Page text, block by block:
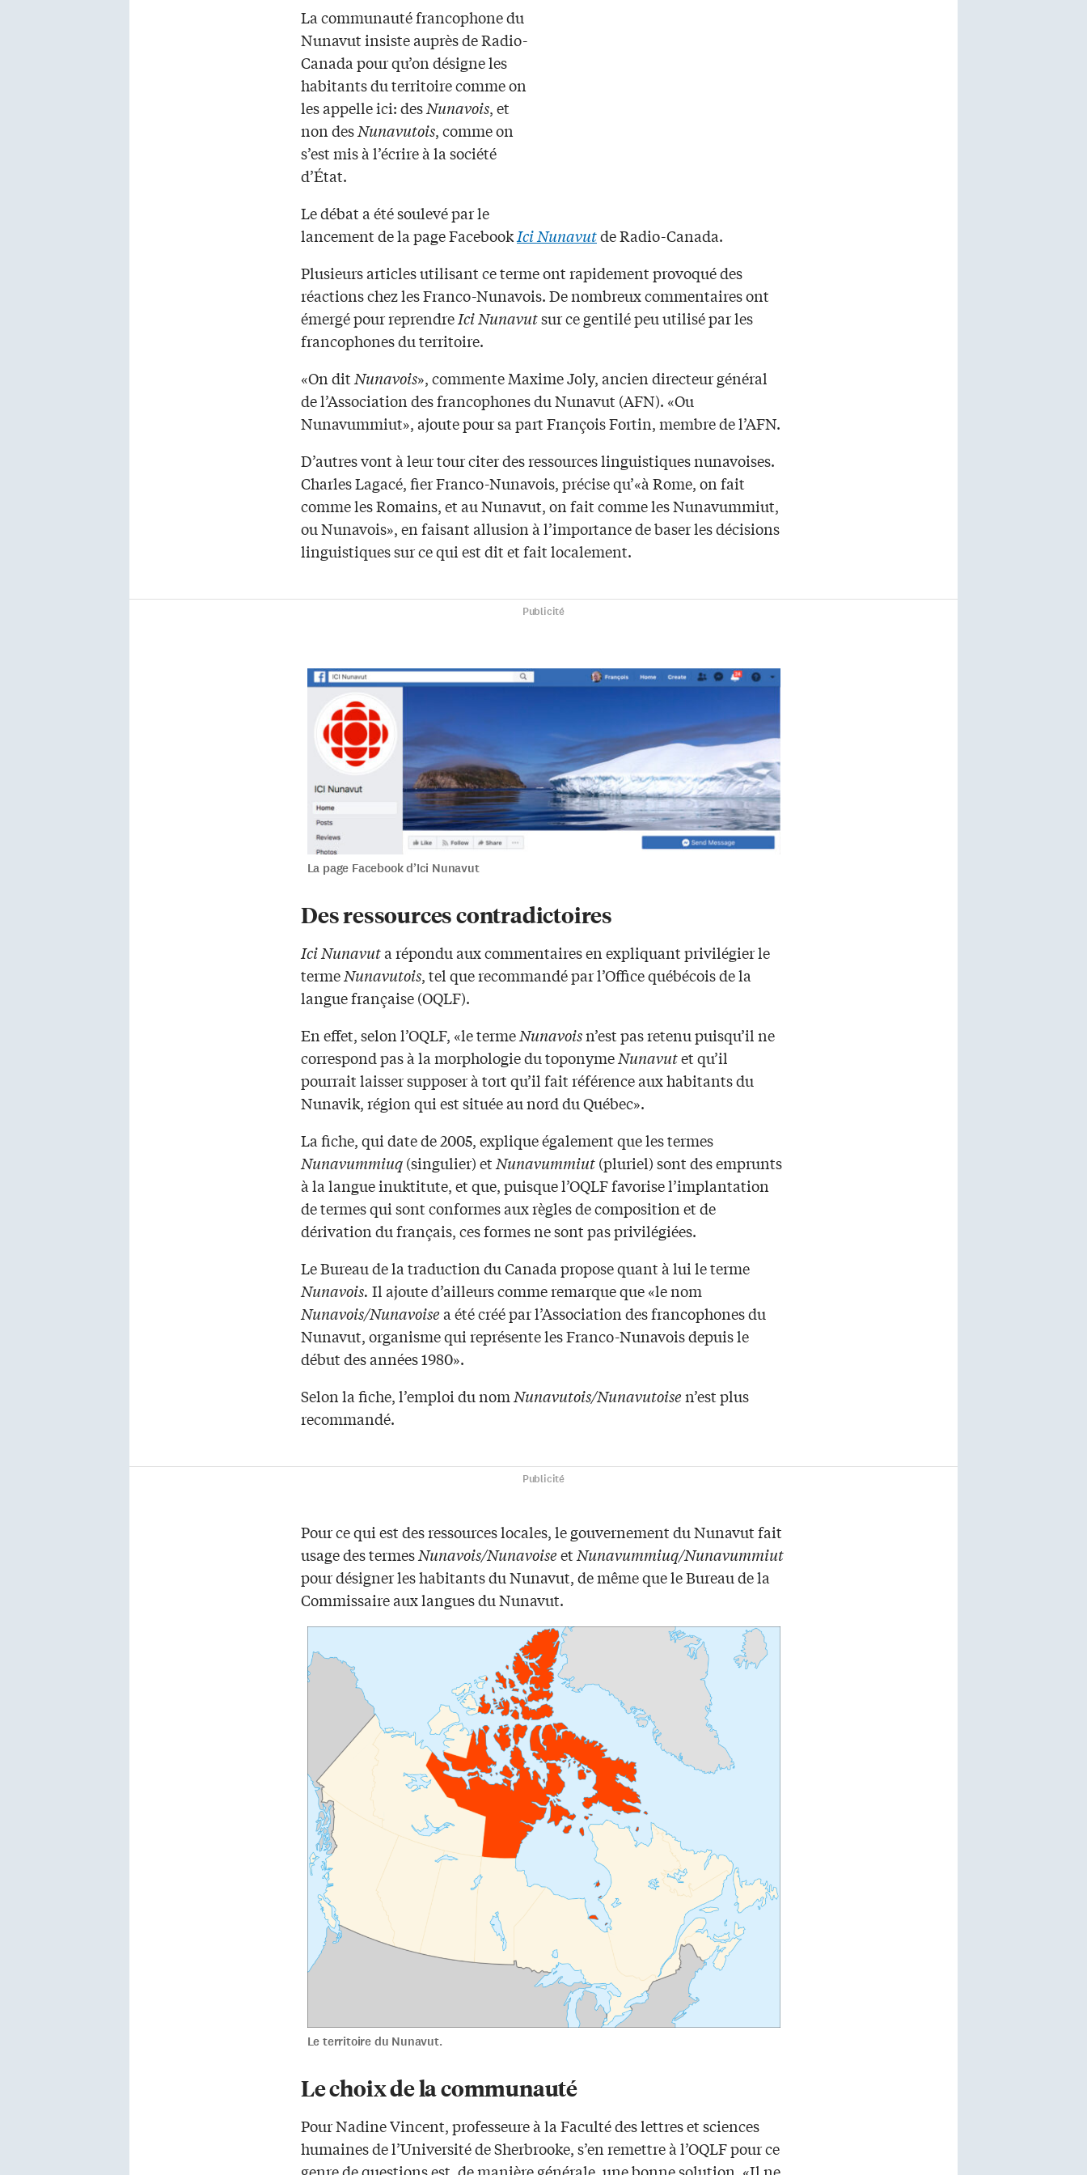
La communauté francophone du
Nunavut insiste auprès de Radio-
Canada pour qu’on désigne les
habitants du territoire comme on
les appelle ici: desNunavois, et
non desNunavutois, comme on
s’est mis à l’écrire à la société
d’État.
Le débat a été soulevé par le
lancement de la page FacebookIci Nunavutde Radio-Canada.
Plusieurs articles utilisant ce terme ont rapidement provoqué des
réactions chez les Franco-Nunavois. De nombreux commentaires ont
émergé pour reprendreIci Nunavutsur ce gentilé peu utilisé par les
francophones du territoire.
«On ditNunavois», commente Maxime Joly, ancien directeur général
de l’Association des francophones du Nunavut (AFN). «Ou
Nunavummiut», ajoute pour sa part François Fortin, membre de l’AFN.
D’autres vont à leur tour citer des ressources linguistiques nunavoises.
Charles Lagacé, fier Franco-Nunavois, précise qu’«à Rome, on fait
comme les Romains, et au Nunavut, on fait comme les Nunavummiut,
ou Nunavois», en faisant allusion à l’importance de baser les décisions
linguistiques sur ce qui est dit et fait localement.
Publicité
La page Facebook d’Ici Nunavut
Des ressources contradictoires
Ici Nunavuta répondu aux commentaires en expliquant privilégier le
termeNunavutois, tel que recommandé par l’Office québécois de la
langue française (OQLF).
En effet, selon l’OQLF, «le termeNunavoisn’est pas retenu puisqu’il ne
correspond pas à la morphologie du toponymeNunavutet qu’il
pourrait laisser supposer à tort qu’il fait référence aux habitants du
Nunavik, région qui est située au nord du Québec».
La fiche, qui date de 2005, explique également que les termes
Nunavummiuq(singulier) etNunavummiut(pluriel) sont des emprunts
à la langue inuktitute, et que, puisque l’OQLF favorise l’implantation
de termes qui sont conformes aux règles de composition et de
dérivation du français, ces formes ne sont pas privilégiées.
Le Bureau de la traduction du Canada propose quant à lui le terme
Nunavois. Il ajoute d’ailleurs comme remarque que «le nom
Nunavois/Nunavoisea été créé par l’Association des francophones du
Nunavut, organisme qui représente les Franco-Nunavois depuis le
début des années 1980».
Selon la fiche, l’emploi du nom Nunavutois/Nunavutoisen’est plus
recommandé.
Publicité
Pour ce qui est des ressources locales, le gouvernement du Nunavut fait
usage des termesNunavois/NunavoiseetNunavummiuq/Nunavummiut
pour désigner les habitants du Nunavut, de même que le Bureau de la
Commissaire aux langues du Nunavut.
Le territoire du Nunavut.
Le choix de la communauté
Pour Nadine Vincent, professeure à la Faculté des lettres et sciences
humaines de l’Université de Sherbrooke, s’en remettre à l’OQLF pour ce